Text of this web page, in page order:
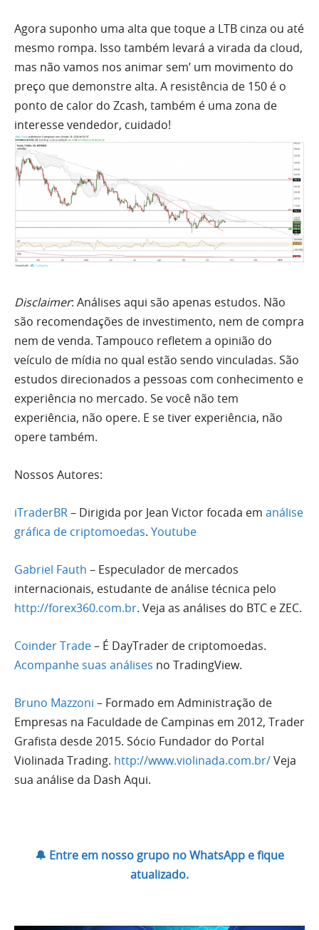
Agora suponho uma alta que toque a LTB cinza ou até
mesmo rompa. Isso também levará a virada da cloud,
mas não vamos nos animar sem’ um movimento do
preço que demonstrealta. A resistência de 150 é o
ponto de calor do Zcash, também é uma zona de
interesse vendedor, cuidado!
Disclaimer: Análises aqui são apenas estudos. Não
são recomendações de investimento, nem de compra
nem de venda. Tampouco refletem a opinião do
veículo de mídia no qual estão sendo vinculadas. São
estudos direcionados a pessoas com conhecimento e
experiência no mercado. Se você não tem
experiência, não opere. E se tiver experiência, não
opere também.
Nossos Autores:
iTraderBR– Dirigida por Jean Victor focada em análise
gráfica de criptomoedas. Youtube
Gabriel Fauth – Especulador de mercados
internacionais, estudante de análise técnica pelo
http://forex360.com.br. Veja as análises do BTC e ZEC.
Coinder Trade– É DayTrader de criptomoedas.
Acompanhe suas análises no TradingView.
Bruno Mazzoni – Formado em Administração de
Empresas na Faculdade de Campinas em 2012, Trader
Grafista desde 2015. Sócio Fundador do Portal
Violinada Trading. http://www.violinada.com.br/Veja
sua análise da Dash Aqui.
🔔 Entre em nosso grupo no WhatsApp e fique
atualizado.